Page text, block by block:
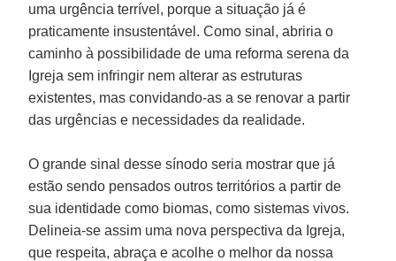
uma urgência terrível, porque a situação já é
praticamente insustentável. Como sinal, abriria o
caminho à possibilidade de uma reforma serena da
Igreja sem infringir nem alterar as estruturas
existentes, mas convidando-as a se renovar a partir
das urgências e necessidades da realidade.
O grande sinal desse sínodo seria mostrar que já
estão sendo pensados outros territórios a partir de
sua identidade como biomas, como sistemas vivos.
Delineia-se assim uma nova perspectiva da Igreja,
que respeita, abraça e acolhe o melhor da nossa